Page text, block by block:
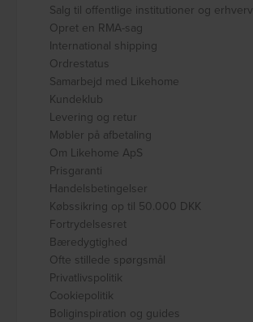
Salg til offentlige institutioner og erhverv
Opret en RMA-sag
International shipping
Ordrestatus
Samarbejd med Likehome
Kundeklub
Levering og retur
Møbler på afbetaling
Om Likehome ApS
Prisgaranti
Handelsbetingelser
Købssikring op til 50.000 DKK
Fortrydelsesret
Bæredygtighed
Ofte stillede spørgsmål
Privatlivspolitik
Cookiepolitik
Boliginspiration og guides